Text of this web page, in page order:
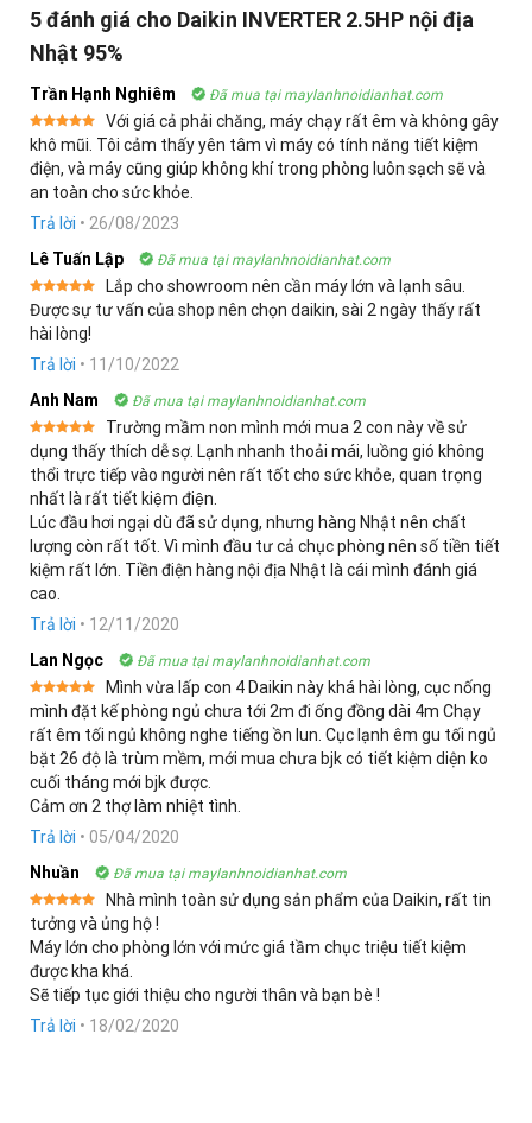
5 đánh giá cho Daikin INVERTER 2.5HP nội địa
Nhật 95%
Trần Hạnh Nghiêm Đã mua tại maylanhnoidianhat.com
Được xếp
hạng 5 5
sao
Với giá cả phải chăng, máy chạy rất êm và không gây
khô mũi. Tôi cảm thấy yên tâm vì máy có tính năng tiết kiệm
điện, và máy cũng giúp không khí trong phòng luôn sạch sẽ và
an toàn cho sức khỏe.
Trả lời • 26/08/2023
Lê Tuấn Lập
Đã mua tại maylanhnoidianhat.com
Được xếp
hạng5 5
sao
Lắp cho showroom nên cần máy lớn và lạnh sâu.
Được sự tư vấn của shop nên chọn daikin, sài 2 ngày thấy rất
hài lòng!
Trả lời • 11/10/2022
Anh Nam
Đã mua tại maylanhnoidianhat.com
Được xếp
hạng5 5
sao
Trường mầm non mình mới mua 2 con này về sử
dụng thấy thích dễ sợ. Lạnh nhanh thoải mái, luồng gió không
thổi trực tiếp vào người nên rất tốt cho sức khỏe, quan trọng
nhất là rất tiết kiệm điện.
Lúc đầu hơi ngại dù đã sử dụng, nhưng hàng Nhật nên chất
lượng còn rất tốt. Vì mình đầu tư cả chục phòng nên số tiền tiết
kiệm rất lớn. Tiền điện hàng nội địa Nhật là cái mình đánh giá
cao.
Trả lời • 12/11/2020
Lan Ngọc
Đã mua tại maylanhnoidianhat.com
Được xếp
hạng 5 5
sao
Mình vừa lấp con 4 Daikin này khá hài lòng, cục nống
mình đặt kế phòng ngủ chưa tới 2m đi ống đồng dài 4m Chạy
rất êm tối ngủ không nghe tiếng ồn lun. Cục lạnh êm gu tối ngủ
bặt 26 độ là trùm mềm, mới mua chưa bjk có tiết kiệm diện ko
cuối tháng mới bjk được.
Cảm ơn 2 thợ làm nhiệt tình.
Trả lời • 05/04/2020
Nhuần
Đã mua tại maylanhnoidianhat.com
Được xếp
hạng55
sao
Nhà mình toàn sử dụng sản phẩm của Daikin, rất tin
tưởng và ủng hộ !
Máy lớn cho phòng lớn với mức giá tầm chục triệu tiết kiệm
được kha khá.
Sẽ tiếp tục giới thiệu cho người thân và bạn bè !
Trả lời • 18/02/2020